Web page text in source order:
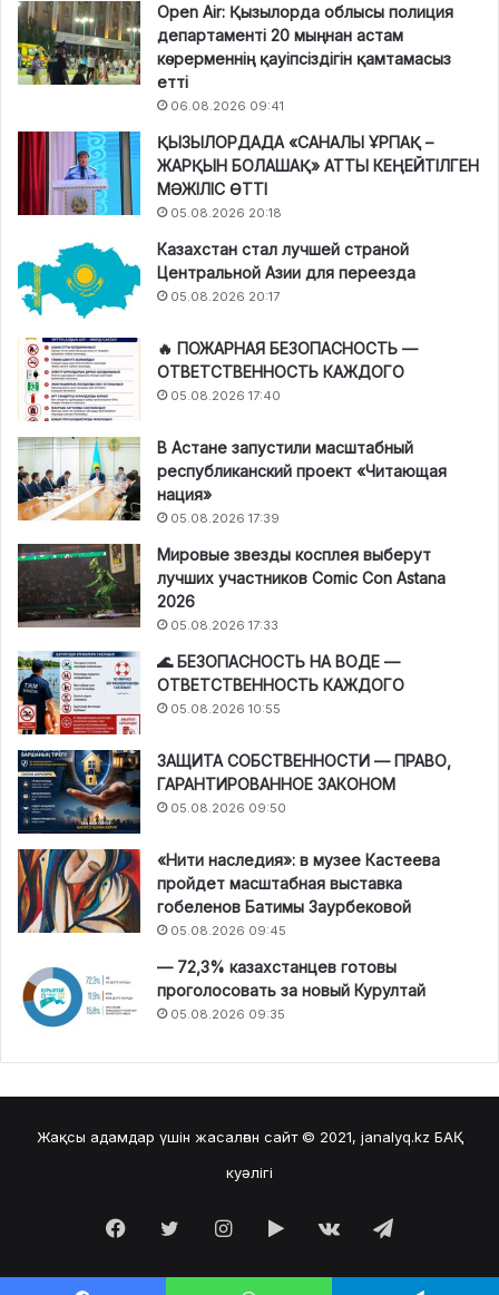
Open Air: Қызылорда облысы полиция
департаменті 20 мыңнан астам
көрерменнің қауіпсіздігін қамтамасыз
етті
06.08.2026 09:41
ҚЫЗЫЛОРДАДА «САНАЛЫ ҰРПАҚ –
ЖАРҚЫН БОЛАШАҚ» АТТЫ КЕҢЕЙТІЛГЕН
МӘЖІЛІС ӨТТІ
05.08.2026 20:18
Казахстан стал лучшей страной
Центральной Азии для переезда
05.08.2026 20:17
🔥 ПОЖАРНАЯ БЕЗОПАСНОСТЬ —
ОТВЕТСТВЕННОСТЬ КАЖДОГО
05.08.2026 17:40
В Астане запустили масштабный
республиканский проект «Читающая
нация»
05.08.2026 17:39
Мировые звезды косплея выберут
лучших участников Comic Con Astana
2026
05.08.2026 17:33
🌊 БЕЗОПАСНОСТЬ НА ВОДЕ —
ОТВЕТСТВЕННОСТЬ КАЖДОГО
05.08.2026 10:55
ЗАЩИТА СОБСТВЕННОСТИ — ПРАВО,
ГАРАНТИРОВАННОЕ ЗАКОНОМ
05.08.2026 09:50
«Нити наследия»: в музее Кастеева
пройдет масштабная выставка
гобеленов Батимы Заурбековой
05.08.2026 09:45
— 72,3% казахстанцев готовы
проголосовать за новый Курултай
05.08.2026 09:35
Жақсы адамдар үшін жасалған сайт © 2021, janalyq.kz БАҚ
куәлігі
Facebook
TwitterInstagram
Google
Play
vk.com